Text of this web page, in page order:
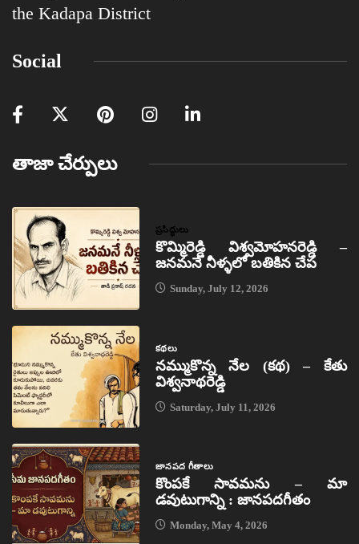
the Kadapa District
Social
తాజా చేర్పులు
ప్రసిద్ధులు
కొమ్మిరెడ్డి విశ్వమోహనరెడ్డి –
జనమనే నీళ్ళలో బతికిన చేప
Sunday, July 12, 2026
కథలు
నమ్ముకొన్న నేల (కథ) – కేతు
విశ్వనాథరెడ్డి
Saturday, July 11, 2026
జానపద గీతాలు
కొంపకే సావమను – మా
డవుటుగాన్ని : జానపదగీతం
Monday, May 4, 2026